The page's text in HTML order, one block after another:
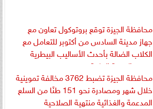
محافظة الجيزة توقع بروتوكول تعاون مع
جهاز مدينة السادس من أكتوبر للتعامل مع
الكلاب الضالة بأحدث الأساليب البيطرية
وتعزيز الصحة العامة
محافظة الجيزة تضبط 3762 مخالفة تموينية
خلال شهر ومصادرة نحو 151 طنًا من السلع
المدعمة والغذائية منتهية الصلاحية